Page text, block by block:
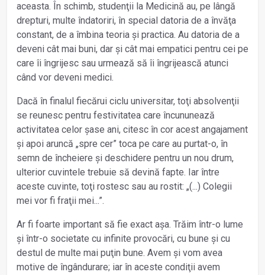
aceasta. În schimb, studenţii la Medicină au, pe lângă
drepturi, multe îndatoriri, în special datoria de a învăţa
constant, de a îmbina teoria și practica. Au datoria de a
deveni cât mai buni, dar și cât mai empatici pentru cei pe
care îi îngrijesc sau urmează să îi îngrijească atunci
când vor deveni medici.
Dacă în finalul fiecărui ciclu universitar, toţi absolvenţii
se reunesc pentru festivitatea care încununează
activitatea celor șase ani, citesc în cor acest angajament
și apoi aruncă „spre cer” toca pe care au purtat-o, în
semn de încheiere și deschidere pentru un nou drum,
ulterior cuvintele trebuie să devină fapte. Iar între
aceste cuvinte, toţi rostesc sau au rostit: „(...) Colegii
mei vor fi fraţii mei...”.
Ar fi foarte important să fie exact așa. Trăim într-o lume
și într-o societate cu infinite provocări, cu bune și cu
destul de multe mai puţin bune. Avem și vom avea
motive de îngândurare; iar în aceste condiţii avem